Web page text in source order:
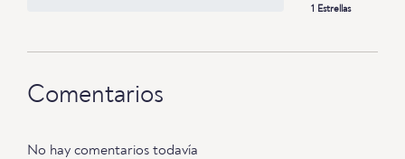
1 Estrellas
Comentarios
No hay comentarios todavía